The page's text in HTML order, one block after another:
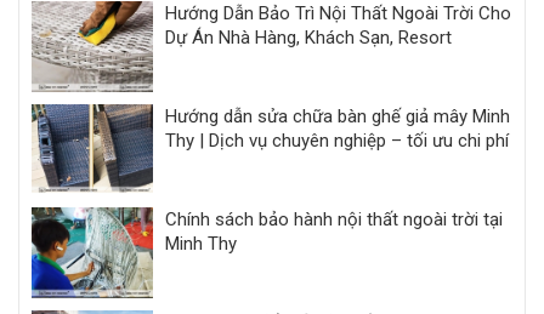
Hướng Dẫn Bảo Trì Nội Thất Ngoài Trời Cho
Dự Án Nhà Hàng, Khách Sạn, Resort
Hướng dẫn sửa chữa bàn ghế giả mây Minh
Thy | Dịch vụ chuyên nghiệp – tối ưu chi phí
Chính sách bảo hành nội thất ngoài trời tại
Minh Thy